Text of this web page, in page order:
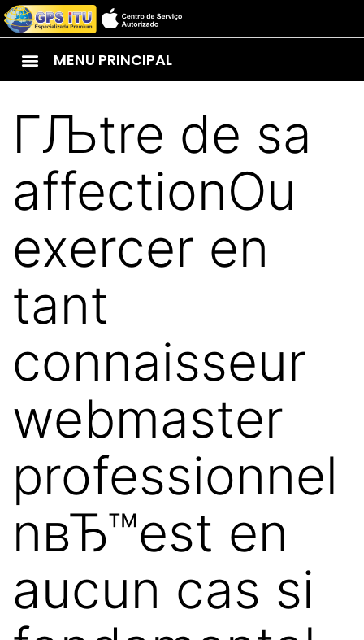
MENU PRINCIPAL
ГЉtre de sa
affectionOu
exercer en
tant
connaisseur
webmaster
professionnel
nвЂ™est en
aucun cas si